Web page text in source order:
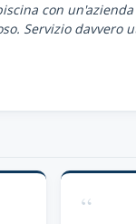
con un'azienda
Servizio davvero
“